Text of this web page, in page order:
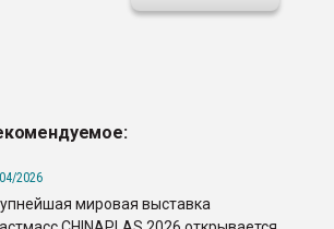
2026
мировая выставка